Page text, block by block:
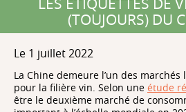
(TOUJOURS) DU
Le 1 juillet 2022
La Chine demeure l’un des
pour la filière vin. Selon une étude
être le deuxième marché de